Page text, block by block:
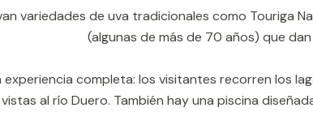
variedades de uva tradicionales como Touriga
(algunas de más de 70 años) que
experiencia completa: los visitantes recorren los
al río Duero. También hay una piscina